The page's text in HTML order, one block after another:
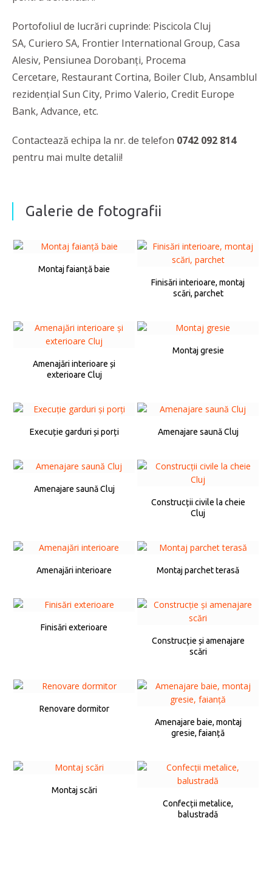
Portofoliul de lucrări cuprinde: Piscicola Cluj
SA, Curiero SA, Frontier International Group, Casa
Alesiv, Pensiunea Dorobanți, Procema
Cercetare, Restaurant Cortina, Boiler Club, Ansamblul
rezidențial Sun City, Primo Valerio, Credit Europe
Bank, Advance, etc.
Contactează echipa la nr. de telefon 0742 092 814
pentru mai multe detalii!
Galerie de fotografii
Montaj faianță baie
Finisări interioare, montaj
scări, parchet
Amenajări interioare și
exterioare Cluj
Montaj gresie
Execuție garduri și porți Amenajare saună Cluj
Amenajare saună Cluj
Construcții civile la cheie
Cluj
Amenajări interioare Montaj parchet terasă
Finisări exterioare
Construcție și amenajare
scări
Renovare dormitor
Amenajare baie, montaj
gresie, faianță
Montaj scări
Confecții metalice,
balustradă